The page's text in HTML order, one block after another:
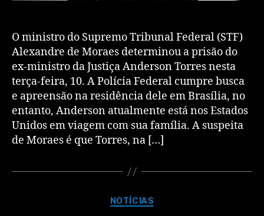
O ministro do Supremo Tribunal Federal (STF)
Alexandre de Moraes determinou a prisão do
ex-ministro da Justiça Anderson Torres nesta
terça-feira, 10. A Polícia Federal cumpre busca
e apreensão na residência dele em Brasília, no
entanto, Anderson atualmente está nos Estados
Unidos em viagem com sua família. A suspeita
de Moraes é que Torres, na […]
NOTÍCIAS